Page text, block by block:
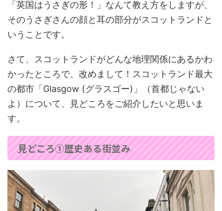
「英国はうさぎの形！」なんて教え方をしますが、
そのうさぎさんの顔と耳の部分がスコットランドと
いうことです。
さて、スコットランドがどんな地理関係にあるかわ
かったところで、改めまして！スコットランド最大
の都市「Glasgow (グラスゴー)」（首都じゃない
よ）について、見どころをご紹介したいと思いま
す。
見どころ①歴史ある街並み